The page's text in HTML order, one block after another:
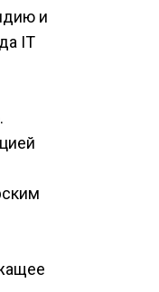
и
IT